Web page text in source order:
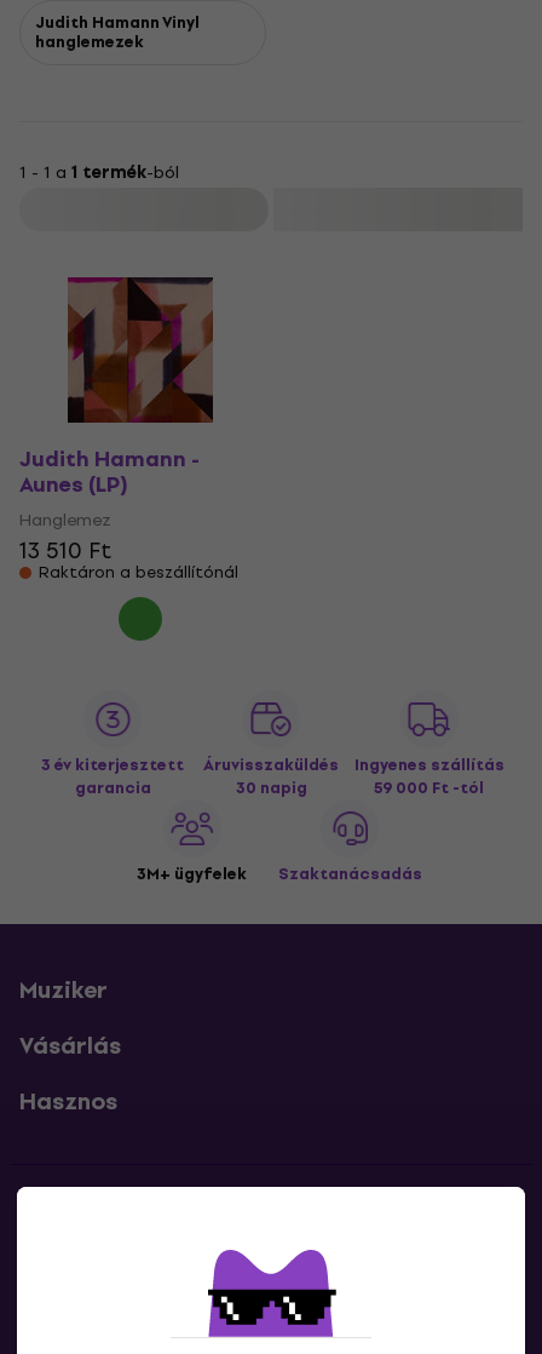
Judith Hamann Vinyl
hanglemezek
1 - 1 a 1 termék-ból
Judith Hamann -
Aunes (LP)
Hanglemez
13 510 Ft
Raktáron a beszállítónál
3 év kiterjesztett
garancia
Áruvisszaküldés
30 napig
Ingyenes szállítás
59 000 Ft -tól
3M+ ügyfelek Szaktanácsadás
Muziker
Vásárlás
Hasznos
Lépj kapcsolatba velünk